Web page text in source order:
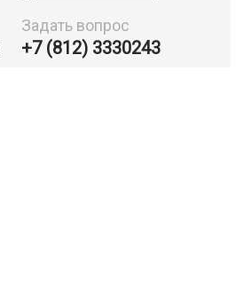
Задать вопрос
+7 (812) 3330243